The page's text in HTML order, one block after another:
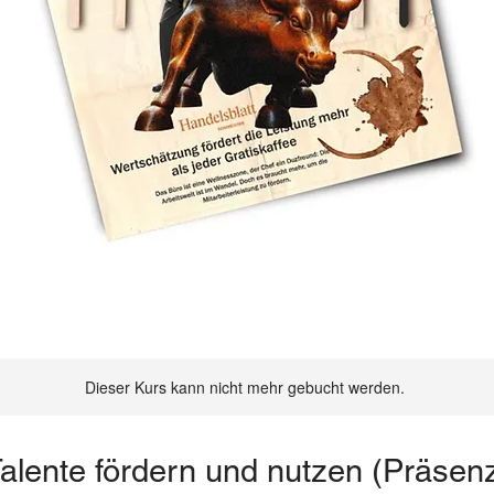
Dieser Kurs kann nicht mehr gebucht werden.
fördern und nutzen